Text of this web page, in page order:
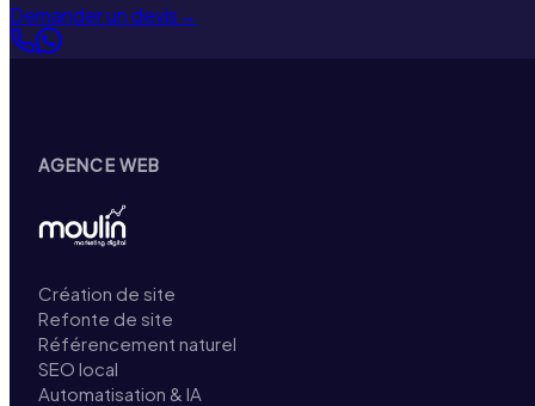
Demander un devis→
AGENCE WEB
Création de site
Refonte de site
Référencement naturel
SEO local
Automatisation & IA